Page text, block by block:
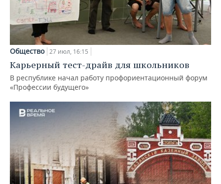
Общество 27 июл, 16:15
Карьерный тест-драйв для школьников
В республике начал работу профориентационный форум
«Профессии будущего»